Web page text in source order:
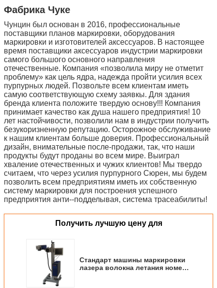
Фабрика Чуке
Чунцин был основан в 2016, профессиональные
поставщики планов маркировки, оборудования
маркировки и изготовителей аксессуаров. В настоящее
время поставщики аксессуаров индустрии маркировки
самого большого основного направления
отечественные. Компания «позволила миру не отметит
проблему» как цель ядра, надежда пройти усилия всех
пурпурных людей. Позвольте всем клиентам иметь
самую соответствующую схему заявкы. Для здания
бренда клиента положите твердую основу!!! Компания
принимает качество как душа нашего предприятия! 10
лет настойчивости, позволили нам в индустрии получить
безукоризненную репутацию. Осторожное обслуживание
к нашим клиентам больше доверия. Профессиональный
дизайн, внимательные после-продажи, так, что наши
продукты будут проданы во всем мире. Выиграл
хваление отечественных и чужих клиентов! Мы твердо
считаем, что через усилия пурпурного Сюрен, мы будем
позволить всем предприятиям иметь их собственную
систему маркировки для построения успешного
предприятия анти--подделывая, система трасеабилиты!
Получить лучшую цену для
Стандарт машины маркировки
лазера волокна летания номера